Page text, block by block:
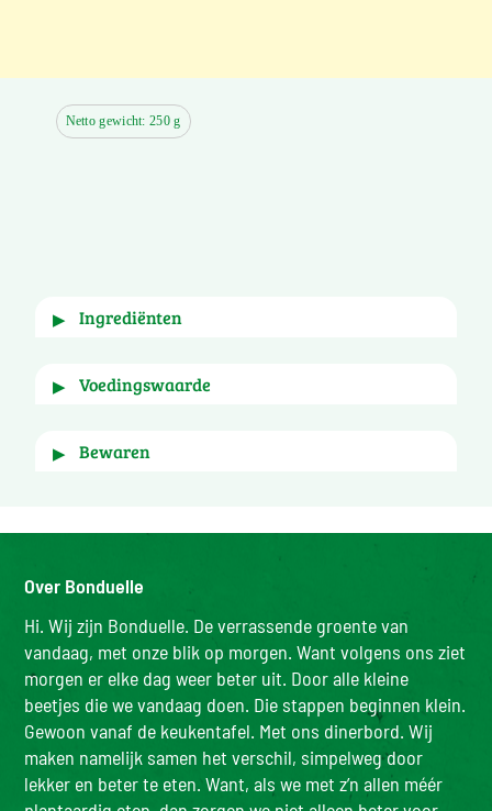
Netto gewicht: 250 g
ingrediënten
▶
gegrilde rode paprika blokjes 13%, zoete
zout, zoet gerookte chili 0,25%, chilipoeder
Sporen van
voedingswaarde
▶
Vetten (g)
- waarvan verzadigde vetzuren (g)
0,4 g
Koolhydraten (g)
19 g
- w.v. suikers (g)
3,1 g
Voedingsvezels (g)
2,9 g
Eiwitten (g)
3,5 g
Zout (g)
0,76 g
Bewaren
▶
afgedekte, niet-metalen voedselcontainer.
Over Bonduelle
Hi. Wij zijn Bonduelle. De verrassende groente van
vandaag, met onze blik op morgen. Want volgens ons ziet
morgen er elke dag weer beter uit. Door alle kleine
beetjes die we vandaag doen. Die stappen beginnen klein.
Gewoon vanaf de keukentafel. Met ons dinerbord. Wij
maken namelijk samen het verschil, simpelweg door
lekker en beter te eten. Want, als we met z’n allen méér